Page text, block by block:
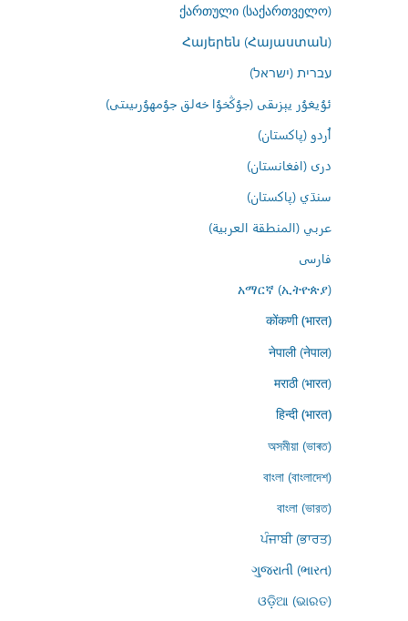
ქართული (საქართველო)
Հայերեն (Հայաստան)
עברית (ישראל)
ئۇيغۇر يېزىقى (جۇڭخۇا خەلق جۇمھۇرىيىتى)
اُردو (پاکستان)
درى (افغانستان)
سنڌي (پاکستان)
عربي (المنطقة العربية)
فارسى
አማርኛ (ኢትዮጵያ)
कोंकणी (भारत)
नेपाली (नेपाल)
मराठी (भारत)
हिन्दी (भारत)
অসমীয়া (ভাৰত)
বাংলা (বাংলাদেশ)
বাংলা (ভারত)
ਪੰਜਾਬੀ (ਭਾਰਤ)
ગુજરાતી (ભારત)
ଓଡ଼ିଆ (ଭାରତ)